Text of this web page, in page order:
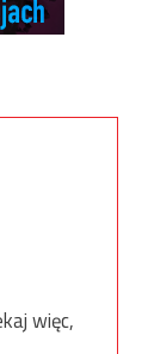
więc,